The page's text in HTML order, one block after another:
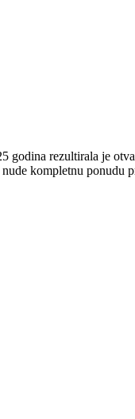
rezultirala je
kompletnu ponudu